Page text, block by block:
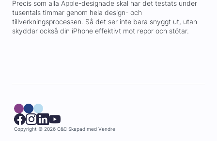
Precis som alla Apple-designade skal har det testats under
tusentals timmar genom hela design- och
tillverkningsprocessen. Så det ser inte bara snyggt ut, utan
skyddar också din iPhone effektivt mot repor och stötar.
Copyright © 2026 C&C Skapad med Vendre